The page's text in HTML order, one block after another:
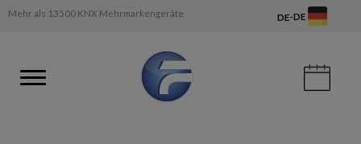
Mehr als 13500 KNX Mehrmarkengeräte DE-DE